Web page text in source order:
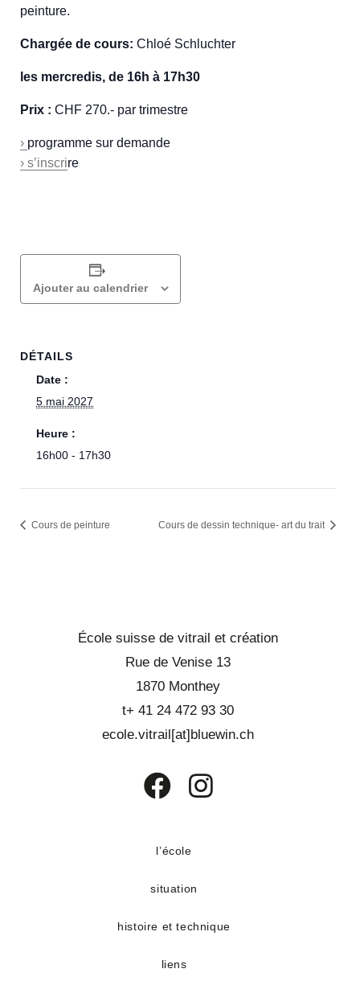
peinture.
Chargée de cours: Chloé Schluchter
les mercredis, de 16h à 17h30
Prix : CHF 270.- par trimestre
› programme sur demande
› s’inscrire
Ajouter au calendrier
DÉTAILS
Date :
5 mai 2027
Heure :
16h00 - 17h30
Cours de peinture Cours de dessin technique- art du trait
École suisse de vitrail et création
Rue de Venise 13
1870 Monthey
t+ 41 24 472 93 30
ecole.vitrail[at]bluewin.ch
un
onglet
l’école
situation
histoire et technique
liens